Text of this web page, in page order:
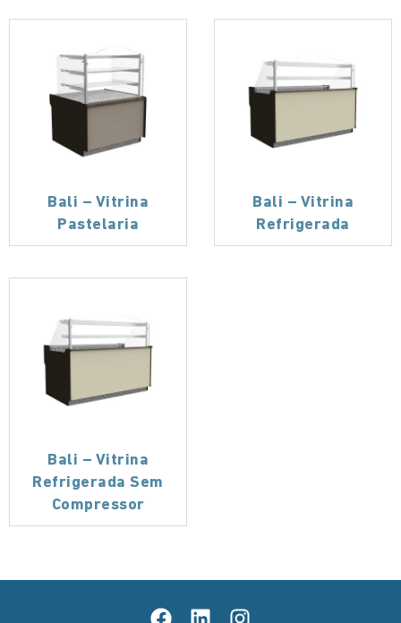
Bali – Vitrina
Pastelaria
Bali – Vitrina
Refrigerada
Bali – Vitrina
Refrigerada Sem
Compressor